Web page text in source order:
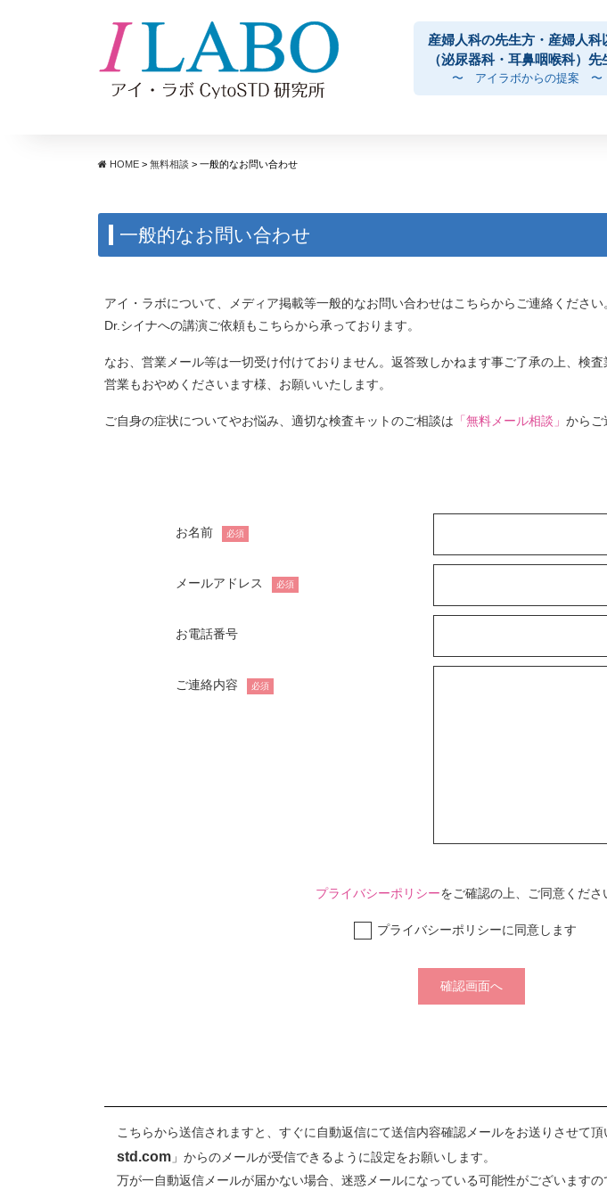
コンテンツへスキップ
産婦人科の先生方・産婦人科
（泌尿器科・耳鼻咽喉科）先
〜 アイラボからの提案 〜
HOME> 無料相談> 一般的なお問い合わせ
一般的なお問い合わせ
アイ・ラボについて、メディア掲載等一般的なお問い合わせはこちらからご連絡ください
Dr.シイナへの講演ご依頼もこちらから承っております。
なお、営業メール等は一切受け付けておりません。返答致しかねます事ご了承の上、検
営業もおやめくださいます様、お願いいたします。
ご自身の症状についてやお悩み、適切な検査キットのご相談は 「無料メール相談」 からご
お名前 必須
メールアドレス 必須
お電話番号
ご連絡内容 必須
プライバシーポリシーをご確認の上、ご同意くださ
プライバシーポリシーに同意します
こちらから送信されますと、すぐに自動返信にて送信内容確認メールをお送りさせて
std.com 」からのメールが受信できるように設定をお願いします。
万が一自動返信メールが届かない場合、迷惑メールになっている可能性がございますの